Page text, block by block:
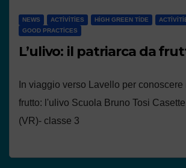
NEWS ACTIVITIES HIGH GREEN TIDE
GOOD PRACTICES
L’ulivo: il patriarca da
In viaggio verso Lavello per
frutto: l'ulivo Scuola Bruno Tosi
(VR)- classe 3